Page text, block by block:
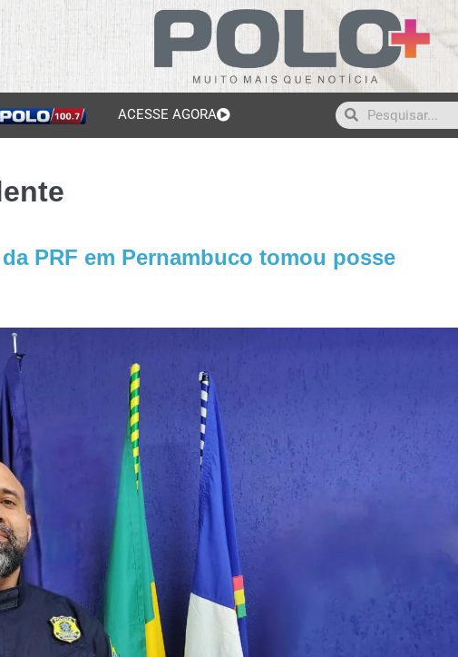
ACESSE AGORA
PRF em Pernambuco tomou posse